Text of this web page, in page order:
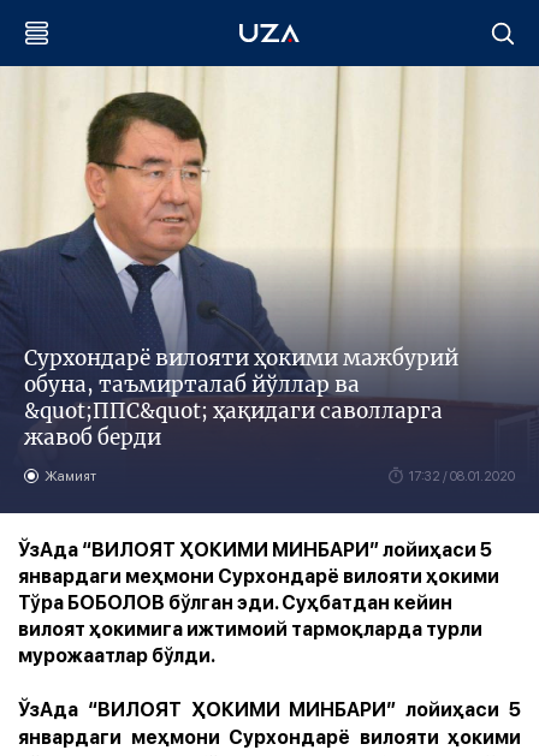
​Сурхондарё вилояти ҳокими мажбурий
обуна, ​таъмирталаб йўллар ва
&quot;ППС&quot; ҳақидаги саволларга
жавоб берди
Жамият 17:32 / 08.01.2020
ЎзАда “ВИЛОЯТ ҲОКИМИ МИНБАРИ” лойиҳаси 5
январдаги меҳмони Сурхондарё вилояти ҳокими
Тўра БОБОЛОВ бўлган эди. Суҳбатдан кейин
вилоят ҳокимига ижтимоий тармоқларда турли
мурожаатлар бўлди.
ЎзАда “ВИЛОЯТ ҲОКИМИ МИНБАРИ” лойиҳаси 5
январдаги меҳмони Сурхондарё вилояти ҳокими